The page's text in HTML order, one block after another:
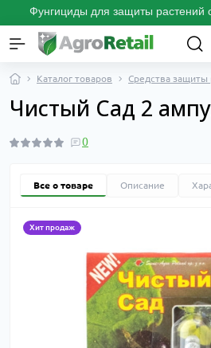
Фунгициды для защиты растений
Каталог товаров Средства защиты
Чистый Сад 2
0
Все о товаре Описание
Хит продаж